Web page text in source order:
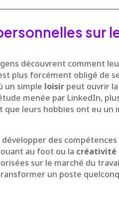
sur
découvrent comment
plus forcément obligé de
un simple loisir peut ouvrir
menée par LinkedIn,
leurs hobbies ont eu un
des compétences
au foot ou la créativité
sur le marché du
un poste